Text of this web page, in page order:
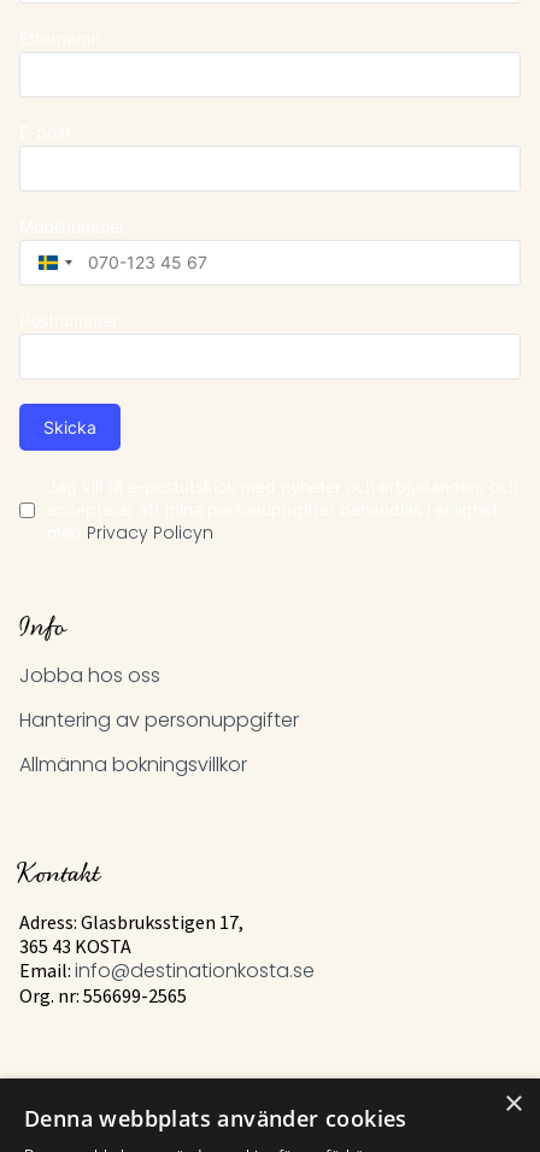
Sweden
+46
Skicka
Privacy Policyn
Info
Jobba hos oss
Hantering av personuppgifter
Allmänna bokningsvillkor
Kontakt
Adress: Glasbruksstigen 17,
365 43 KOSTA
Email: info@destinationkosta.se
Org. nr: 556699-2565
Mer ×
Denna webbplats använder cookies